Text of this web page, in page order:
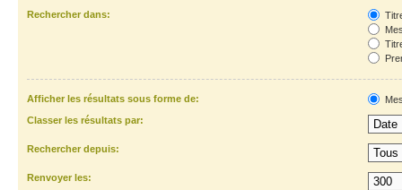
Rechercher dans:
Afficher les résultats sous forme de:
Classer les résultats par:
Rechercher depuis:
Renvoyer les: